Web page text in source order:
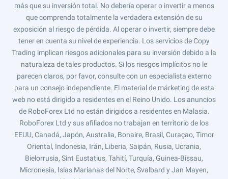
más que su inversión total. No debería operar o invertir a menos
que comprenda totalmente la verdadera extensión de su
exposición al riesgo de pérdida. Al operar o invertir, siempre debe
tener en cuenta su nivel de experiencia. Los servicios de Copy
Trading implican riesgos adicionales para su inversión debido a la
naturaleza de tales productos. Si los riesgos implícitos no le
parecen claros, por favor, consulte con un especialista externo
para un consejo independiente. El material de márketing de esta
web no está dirigido a residentes en el Reino Unido. Los anuncios
de RoboForex Ltd no están dirigidos a residentes en Malasia.
RoboForex Ltd y sus afiliados no trabajan en territorio de los
EEUU, Canadá, Japón, Australia, Bonaire, Brasil, Curaçao, Timor
Oriental, Indonesia, Irán, Liberia, Saipán, Rusia, Ucrania,
Bielorrusia, Sint Eustatius, Tahití, Turquía, Guinea-Bissau,
Micronesia, Islas Marianas del Norte, Svalbard y Jan Mayen,